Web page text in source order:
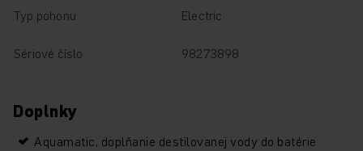
Typ pohonu Electric
Sériové číslo 98273898
Doplnky
Aquamatic, doplňanie destilovanej vody do batérie